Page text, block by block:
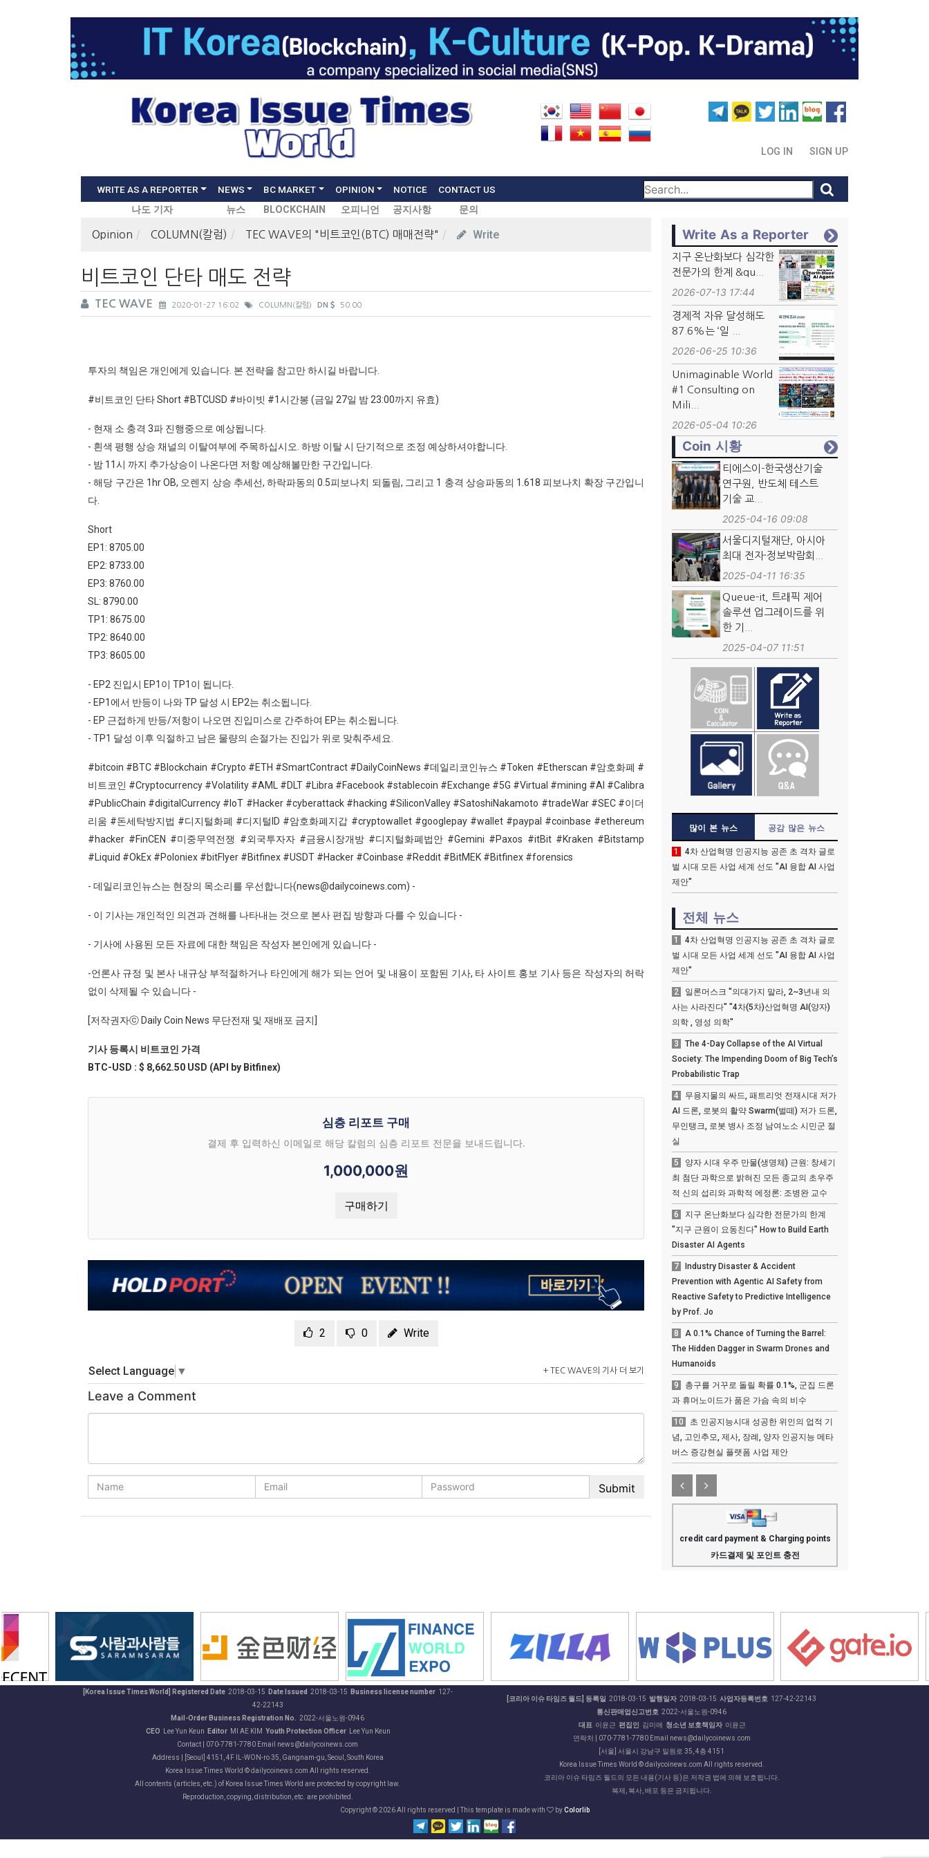
LOG IN SIGN UP
WRITE AS A REPORTER NEWS BC MARKET OPINION NOTICE CONTACT US
나도 기자 뉴스 BLOCKCHAIN 오피니언 공지사항 문의
Opinion COLUMN(칼럼) TEC WAVE의 "비트코인(BTC) 매매전략" Write
비트코인 단타 매도 전략
TEC WAVE 2020-01-27 16:02 COLUMN(칼럼) DN 50.00
투자의 책임은 개인에게 있습니다. 본 전략을 참고만 하시길 바랍니다.
#비트코인 단타 Short #BTCUSD #바이빗 #1시간봉 (금일 27일 밤 23:00까지 유효)
- 현재 소 충격 3파 진행중으로 예상됩니다.
- 흰색 평행 상승 채널의 이탈여부에 주목하십시오. 하방 이탈 시 단기적으로 조정 예상하셔야합니다.
- 밤 11시 까지 추가상승이 나온다면 저항 예상해볼만한 구간입니다.
- 해당 구간은 1hr OB, 오렌지 상승 추세선, 하락파동의 0.5피보나치 되돌림, 그리고 1 충격 상승파동의 1.618 피보나치 확장 구간입니
다.
Short
EP1: 8705.00
EP2: 8733.00
EP3: 8760.00
SL: 8790.00
TP1: 8675.00
TP2: 8640.00
TP3: 8605.00
- EP2 진입시 EP1이 TP1이 됩니다.
- EP1에서 반등이 나와 TP 달성 시 EP2는 취소됩니다.
- EP 근접하게 반등/저항이 나오면 진입미스로 간주하여 EP는 취소됩니다.
- TP1 달성 이후 익절하고 남은 물량의 손절가는 진입가 위로 맞춰주세요.
#bitcoin #BTC #Blockchain #Crypto #ETH #SmartContract #DailyCoinNews #데일리코인뉴스 #Token #Etherscan #암호화폐 #
비트코인 #Cryptocurrency #Volatility #AML #DLT #Libra #Facebook #stablecoin #Exchange #5G #Virtual #mining #AI #Calibra
#PublicChain #digitalCurrency #IoT #Hacker #cyberattack #hacking #SiliconValley #SatoshiNakamoto #tradeWar #SEC #이더
리움 #돈세탁방지법 #디지털화폐 #디지털ID #암호화폐지갑 #cryptowallet #googlepay #wallet #paypal #coinbase #ethereum
#hacker #FinCEN #미중무역전쟁 #외국투자자 #금융시장개방 #디지털화폐법안 #Gemini #Paxos #itBit #Kraken #Bitstamp
#Liquid #OkEx #Poloniex #bitFlyer #Bitfinex #USDT #Hacker #Coinbase #Reddit #BitMEK #Bitfinex #forensics
- 데일리코인뉴스는 현장의 목소리를 우선합니다(news@dailycoinews.com) -
- 이 기사는 개인적인 의견과 견해를 나타내는 것으로 본사 편집 방향과 다를 수 있습니다 -
- 기사에 사용된 모든 자료에 대한 책임은 작성자 본인에게 있습니다 -
-언론사 규정 및 본사 내규상 부적절하거나 타인에게 해가 되는 언어 및 내용이 포함된 기사, 타 사이트 홍보 기사 등은 작성자의 허락
없이 삭제될 수 있습니다 -
[저작권자ⓒ Daily Coin News 무단전재 및 재배포 금지]
기사 등록시 비트코인 가격
BTC-USD : $ 8,662.50 USD (API by Bitfinex)
심층 리포트 구매
결제 후 입력하신 이메일로 해당 칼럼의 심층 리포트 전문을 보내드립니다.
1,000,000원
구매하기
2 0 Write
Select Language ▼ + TEC WAVE의 기사 더 보기
Leave a Comment
Write As a Reporter
지구 온난화보다 심각한
전문가의 한계 &qu...
2026-07-13 17:44
경제적 자유 달성해도
87.6%는 ‘일 ...
2026-06-25 10:36
Unimaginable World
#1 Consulting on
Mili...
2026-05-04 10:26
Coin 시황
티에스이-한국생산기술
연구원, 반도체 테스트
기술 교...
2025-04-16 09:08
서울디지털재단, 아시아
최대 전자·정보박람회...
2025-04-11 16:35
Queue-it, 트래픽 제어
솔루션 업그레이드를 위
한 기...
2025-04-07 11:51
많이 본 뉴스 공감 많은 뉴스
1
4차 산업혁명 인공지능 공존 초 격차 글로
벌 시대 모든 사업 세계 선도 "AI 융합 AI 사업
제안"
전체 뉴스
1
4차 산업혁명 인공지능 공존 초 격차 글로
벌 시대 모든 사업 세계 선도 "AI 융합 AI 사업
제안"
2
일론머스크 "의대가지 말라, 2~3년내 의
사는 사라진다" "4차(5차)산업혁명 AI(양자)
의학 , 영성 의학"
3
The 4-Day Collapse of the AI Virtual
Society: The Impending Doom of Big Tech’s
Probabilistic Trap
4
무용지물의 싸드, 패트리엇 전재시대 저가
AI 드론, 로봇의 활약 Swarm(벌떼) 저가 드론,
무인탱크, 로봇 병사 조정 남여노소 시민군 절
실
5
양자 시대 우주 만물(생명체) 근원: 창세기
최 첨단 과학으로 밝혀진 모든 종교의 초우주
적 신의 섭리와 과학적 에정론: 조병완 교수
6
지구 온난화보다 심각한 전문가의 한계
"지구 근원이 요동친다" How to Build Earth
Disaster AI Agents
7
Industry Disaster & Accident
Prevention with Agentic AI Safety from
Reactive Safety to Predictive Intelligence
by Prof. Jo
8
A 0.1% Chance of Turning the Barrel:
The Hidden Dagger in Swarm Drones and
Humanoids
9
총구를 거꾸로 돌릴 확률 0.1%, 군집 드론
과 휴머노이드가 품은 가슴 속의 비수
10
초 인공지능시대 성공한 위인의 업적 기
념, 고인추모, 제사, 장례, 양자 인공지능 메타
버스 증강현실 플랫폼 사업 제안
credit card payment & Charging points
카드결제 및 포인트 충전
[Korea Issue Times World] Registered Date2018-03-15 Date Issued 2018-03-15 Business license number127-
42-22143
Mail-Order Business Registration No.
2022-서울노원-0946
CEO Lee Yun Keun Editor MI AE KIM Youth Protection Officer Lee Yun Keun
Contact | 070-7781-7780 Email news@dailycoinews.com
Address | [Seoul] 4151, 4F IL-WON-ro 35, Gangnam-gu, Seoul, South Korea
Korea Issue Times World © dailycoinews.com All rights reserved.
All contents (articles, etc.) of Korea Issue Times World are protected by copyright law.
Reproduction, copying, distribution, etc. are prohibited.
[코리아 이슈 타임즈 월드] 등록일 2018-03-15 발행일자 2018-03-15 사업자등록번호 127-42-22143
통신판매업신고번호 2022-서울노원-0946
대표 이윤근 편집인 김미애 청소년 보호책임자 이윤근
연락처 | 070-7781-7780 Email news@dailycoinews.com
[서울] 서울시 강남구 일원로 35, 4층 4151
Korea Issue Times World © dailycoinews.com All rights reserved.
코리아 이슈 타임즈 월드의 모든 내용(기사 등)은 저작권 법에 의해 보호됩니다.
복제, 복사, 배포 등은 금지됩니다.
Copyright ©2026 All rights reserved | This template is made with byColorlib